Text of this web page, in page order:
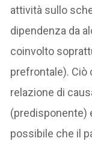
attività sullo
dipendenza da
coinvolto
prefrontale). Ciò
relazione di
(predisponente)
possibile che il